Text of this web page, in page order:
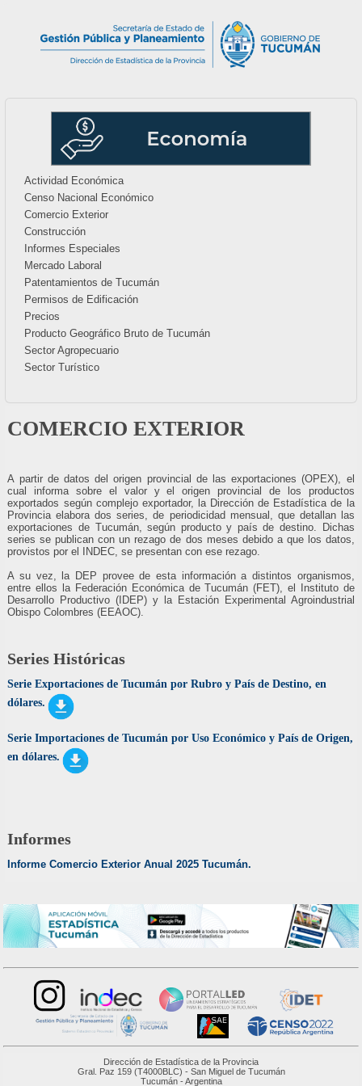
Actividad Económica
Censo Nacional Económico
Comercio Exterior
Construcción
Informes Especiales
Mercado Laboral
Patentamientos de Tucumán
Permisos de Edificación
Precios
Producto Geográfico Bruto de Tucumán
Sector Agropecuario
Sector Turístico
COMERCIO EXTERIOR
A partir de datos del origen provincial de las exportaciones (OPEX), el
cual informa sobre el valor y el origen provincial de los productos
exportados según complejo exportador, la Dirección de Estadística de la
Provincia elabora dos series, de periodicidad mensual, que detallan las
exportaciones de Tucumán, según producto y país de destino. Dichas
series se publican con un rezago de dos meses debido a que los datos,
provistos por el INDEC, se presentan con ese rezago.
A su vez, la DEP provee de esta información a distintos organismos,
entre ellos la Federación Económica de Tucumán (FET), el Instituto de
Desarrollo Productivo (IDEP) y la Estación Experimental Agroindustrial
Obispo Colombres (EEAOC).
Series Históricas
Serie Exportaciones de Tucumán por Rubro y País de Destino, en
dólares.
Serie Importaciones de Tucumán por Uso Económico y País de Origen,
en dólares.
Informes
Informe Comercio Exterior Anual 2025 Tucumán.
Dirección de Estadística de la Provincia
Gral. Paz 159 (T4000BLC) - San Miguel de Tucumán
Tucumán - Argentina